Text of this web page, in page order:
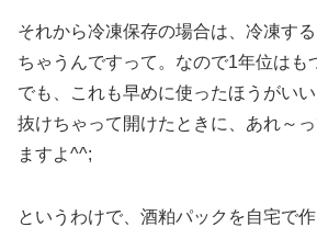
それから冷凍保存の場合は、冷凍す
ちゃうんですって。なので1年位はも
でも、これも早めに使ったほうがい
抜けちゃって開けたときに、あれ～
ますよ^^;
というわけで、酒粕パックを自宅で